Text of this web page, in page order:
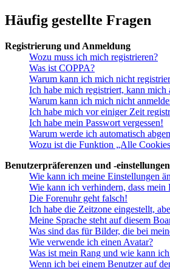
Häufig gestellte Fragen
Registrierung und Anmeldung
Wozu muss ich mich registrieren?
Was ist COPPA?
Warum kann ich mich nicht
Ich habe mich registriert, kann mich
Warum kann ich mich nicht
Ich habe mich vor einiger Zeit
Ich habe mein Passwort vergessen!
Warum werde ich automatisch
Wozu ist die Funktion „Alle
Benutzerpräferenzen und -einstellungen
Wie kann ich meine Einstellungen
Wie kann ich verhindern, dass
Die Forenuhr geht falsch!
Ich habe die Zeitzone eingestellt,
Meine Sprache steht auf diesem
Was sind das für Bilder, die bei
Wie verwende ich einen Avatar?
Was ist mein Rang und wie kann
Wenn ich bei einem Benutzer auf